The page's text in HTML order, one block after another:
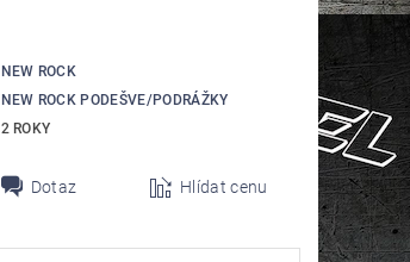
NEW ROCK
NEW ROCK PODEŠVE/PODRÁŽKY
2 ROKY
Dotaz Hlídat cenu